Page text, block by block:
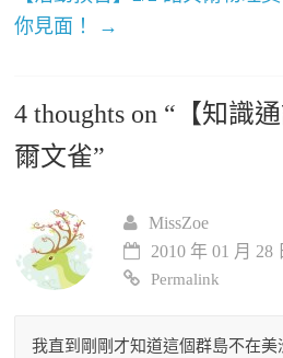
你見面！
→
4 thoughts on “ 【知識
爾文雀”
MissZoe
2010 年 01 月 28
Permalink
我直到剛剛才知道這個群島不在美